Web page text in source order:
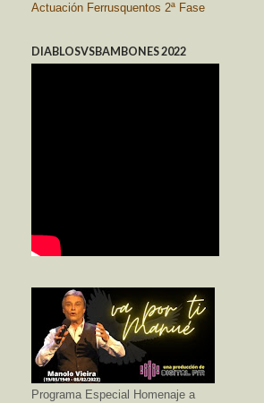
Actuación Ferrusquentos 2ª Fase
DIABLOSVSBAMBONES 2022
Programa Especial Homenaje a